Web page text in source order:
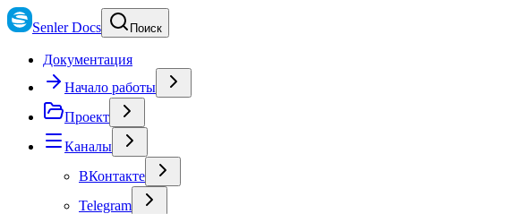
Senler Docs Поиск
Документация
Начало работы
Проект
Каналы
ВКонтакте
Telegram